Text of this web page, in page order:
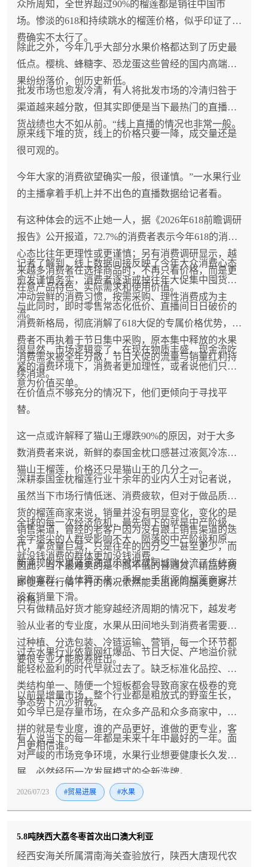
众所周知，全世界超过90%的榴莲都是销往中国市
场。惨淡的618和持续跳水的榴莲价格，似乎印证了消
费确实不太行了。
除此之外，今年几乎大部分水果价格都达到了历史最
低点。樱桃、蜂糖李、恐龙蛋这些曾经的国内高端水
果纷纷落价，创历史新低。
批发市场也愈发冷清，有人将批发市场的冷清归咎于
渠道越来越分散，但其实即便是当下最热门的直播带
货战绩也大不如从前。“线上直播的情况也非常一般。
原来线下堆的货，线上的价格只要一降，成交量还是
很可观的。
今年大家的消费欲望确实一般，很谨慎。”一水果行业
的主播拿着手机上并不出色的直播数据给记者看。
有这种体会的远不止她一人，据《2026年618前瞻调研
报告》公开报道，72.7%的消费者表示今年618的消费
心态比往年更理性或更谨慎；另有消费调研显示，越
来越多消费者在选择商品时，不再只看价格，而是更
在意产品特色、实际需求和使用价值。
记者了解到，线上数据间接反映了今年大众消费心态
愈发谨慎务实，消费者逐渐戒掉往年大促集中囤货、
冲动尝鲜的消费习惯，按需采购、理性消费成为主
流。
与此同时，即时零售常态化低价、直播间日日破价的
消费新格局，彻底消解了618大促的专属价格优势，消
费者不再执着于节日集中采购，原本集中释放的水果
消费需求被全年分散，节日大促的流量与销量红利持
续消退。
很显然，市场逻辑变了，在现在物质丰盛，现金流吃
紧的消费环境下，消费者更加理性，或者说他们只愿
意为价值买单。
在价值点不够充分的情况下，他们更倾向于寻找平
替。
这一点或许解释了猫山王爆跌90%的原因，对于大多
数消费者来说，新鲜的泰国金枕口感甚过液氮冷冻的
猫山王榴莲，价格还只是猫山王的几分之一。
深耕泰国金枕榴莲行业十余年的业内人士对记者说，
虽然当下市场行情低迷、消费疲软，但对于做品质好
货的榴莲商家来说，销量并没有明显变化，变化的是
销售渠道，曾经的老客户因为没有跟上销售渠道的迭
代，拿货量巨减，只是往年的四分之一甚至更少，而
新涌现的水果商家通过小时达或同城购分流了传统商
家的客群，总体算下来，手握一手货源的榴莲商家并
没有销量下滑。
全球的每一次经济危机，最先倒下的就是中产阶级，
金字塔尖的人群受影响不大，陨落的中产阶级和原本
就没钱消费的群体更加没钱消费。
因此，当下最难卖的是不高不低的普通货，精品好货
即便是在行情下行的情况依然能卖出比同品类更好的
价格。
只有做精品好货才能穿越经济周期的情况下，越发考
验从业者的专业度，水果从田间地头到消费者需要经
过种植、分选包装、冷链运输、营销，每一个环节都
要很专业才能脱卷胜出。
过去水果行业依靠网红爆品、节日大促、产地溢价就
能轻松盈利的时代早就过去了。缺乏标准化品控、品
类结构单一、随便一个短板都会导致商家在极卷的竞
争态势下沉沙折戟。
以前是增量市场，整个行业都是粗放式的野蛮生长，
如今早已是存量市场，在众多产品和众多商家中，比
拼的就是专业度，谁的产品更好，谁做的更专业，客
户更相信谁。
有人说当下的每一年都是未来十年中最好的一年。面
对严峻的市场竞争环境，水果行业想要健康长久发
展，必然经历一次发展模式的全新洗牌。
2026/07/23 #贸易进展 #水果
5.8吨陕西大荔冬枣首次出口澳大利亚
经西安海关所属渭南海关查验放行，陕西大唐现代农